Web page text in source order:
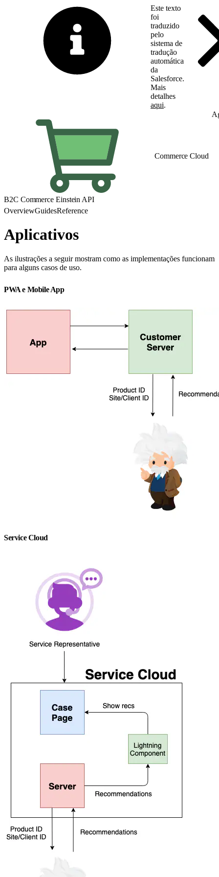
Este texto
foi
traduzido
pelo
sistema de
tradução
automática
da
Salesforce.
Mais
detalhes
aqui.
Commerce Cloud
B2C Commerce Einstein API
OverviewGuidesReference
Aplicativos
As ilustrações a seguir mostram como as implementações funcionam
para alguns casos de uso.
PWA e Mobile App
Service Cloud